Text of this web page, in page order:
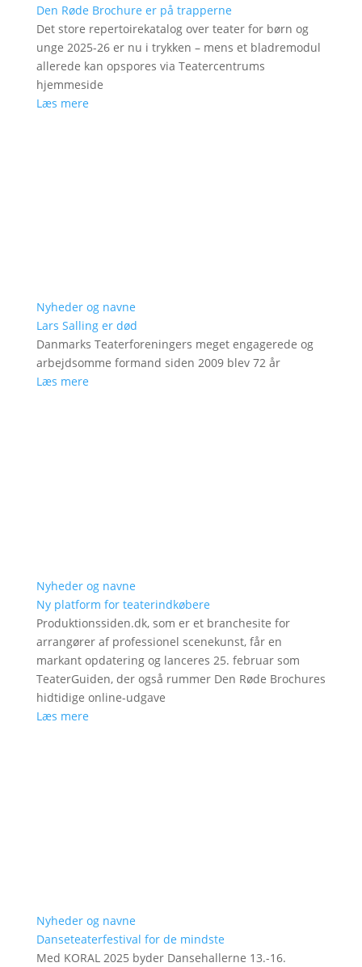
Den Røde Brochure er på trapperne
Det store repertoirekatalog over teater for børn og
unge 2025-26 er nu i trykken – mens et bladremodul
allerede kan opspores via Teatercentrums
hjemmeside
Læs mere
Nyheder og navne
Lars Salling er død
Danmarks Teaterforeningers meget engagerede og
arbejdsomme formand siden 2009 blev 72 år
Læs mere
Nyheder og navne
Ny platform for teaterindkøbere
Produktionssiden.dk, som er et branchesite for
arrangører af professionel scenekunst, får en
markant opdatering og lanceres 25. februar som
TeaterGuiden, der også rummer Den Røde Brochures
hidtidige online-udgave
Læs mere
Nyheder og navne
Danseteaterfestival for de mindste
Med KORAL 2025 byder Dansehallerne 13.-16.